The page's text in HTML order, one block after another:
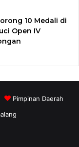
10 Medali di
Open IV
Pimpinan Daerah